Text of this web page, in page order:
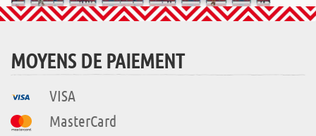
MOYENS DE PAIEMENT
VISA
MasterCard